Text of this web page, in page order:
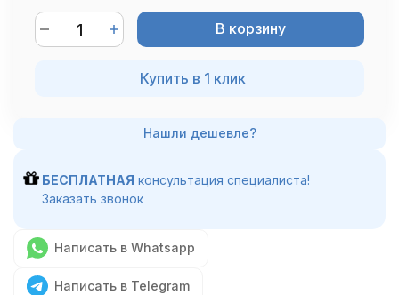
В корзину
Купить в 1 клик
БЕСПЛАТНАЯ консультация специалиста!
Заказать звонок
Написать в Whatsapp
Написать в Telegram